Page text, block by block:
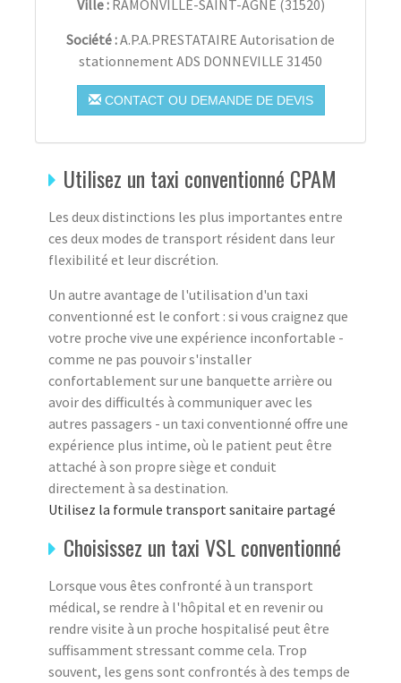
Ville : RAMONVILLE-SAINT-AGNE (31520)
Société :A.P.A.PRESTATAIRE Autorisation de
stationnement ADS DONNEVILLE 31450
CONTACT OU DEMANDE DE DEVIS
Utilisez un taxi conventionné CPAM
Les deux distinctions les plus importantes entre
ces deux modes de transport résident dans leur
flexibilité et leur discrétion.
Un autre avantage de l'utilisation d'un taxi
conventionné est le confort : si vous craignez que
votre proche vive une expérience inconfortable -
comme ne pas pouvoir s'installer
confortablement sur une banquette arrière ou
avoir des difficultés à communiquer avec les
autres passagers - un taxi conventionné offre une
expérience plus intime, où le patient peut être
attaché à son propre siège et conduit
directement à sa destination.
Utilisez la formule transport sanitaire partagé
Choisissez un taxi VSL conventionné
Lorsque vous êtes confronté à un transport
médical, se rendre à l'hôpital et en revenir ou
rendre visite à un proche hospitalisé peut être
suffisamment stressant comme cela. Trop
souvent, les gens sont confrontés à des temps de